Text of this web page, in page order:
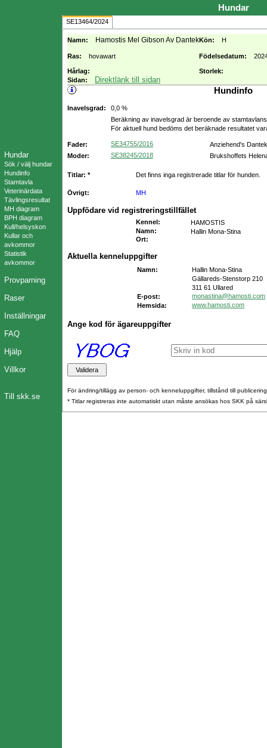
Hundar
Sök / välj hundar
Hundinfo
Stamtavla
Veterinärdata
Tävlingsresultat
MH diagram
BPH diagram
Kull/helsyskon
Kullar och
avkommor
Statistik
avkommor
Provparning
Raser
Inställningar
FAQ
Hjälp
Villkor
Till skk.se
Hundar
SE13464/2024
Namn: Hamostis Mel Gibson Av DantekKön: H
Ras: hovawart Födelsedatum:
Hårlag:
Storlek:
Sidan:
Direktlänk till sidan
Hundinfo
Inavelsgrad:
0,0 %
Beräkning av inavelsgrad är beroende av
För aktuell hund bedöms det beräknade resultatet
Fader: SE34755/2016
Anziehend's Dantek
Moder:
SE38245/2018 Brukshoffets
Titlar: * Det finns inga registrerade titlar för hunden.
Övrigt: MH
Uppfödare vid registreringstillfället
Kennel :
HAMOSTIS
Namn:
Hallin Mona-Stina
Ort:
Aktuella kenneluppgifter
Namn:
Hallin Mona-Stina
Gällareds-Stenstorp 210
311 61 Ullared
E-post:
monastina@hamosti.com
Hemsida:
www.hamosti.com
Ange kod för ägareuppgifter
För ändring/tillägg av person- och kenneluppgifter, tillstånd till
* Titlar registreras inte automatiskt utan måste ansökas hos SKK på